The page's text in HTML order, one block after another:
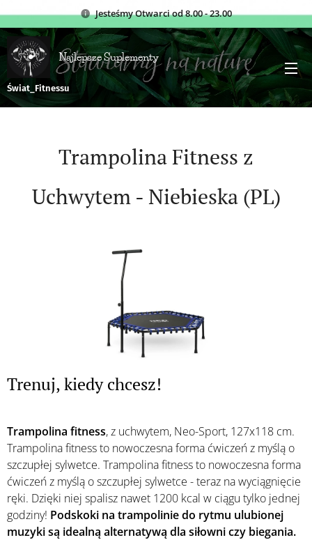
JesteśmyOtwarci od 8.00 - 23.00
Najlepsze Suplementy
Świat_Fitnessu
Trampolina Fitness z
Uchwytem - Niebieska (PL)
Trenuj, kiedy chcesz!
Trampolina fitness, z uchwytem, Neo-Sport, 127x118 cm.
Trampolina fitness to nowoczesna forma ćwiczeń z myślą o
szczupłej sylwetce. Trampolina fitness to nowoczesna forma
ćwiczeń z myślą o szczupłej sylwetce - teraz na wyciągnięcie
ręki. Dzięki niej spalisz nawet 1200 kcal w ciągu tylko jednej
godziny! Podskoki na trampolinie do rytmu ulubionej
muzyki są idealną alternatywą dla siłowni czy biegania.